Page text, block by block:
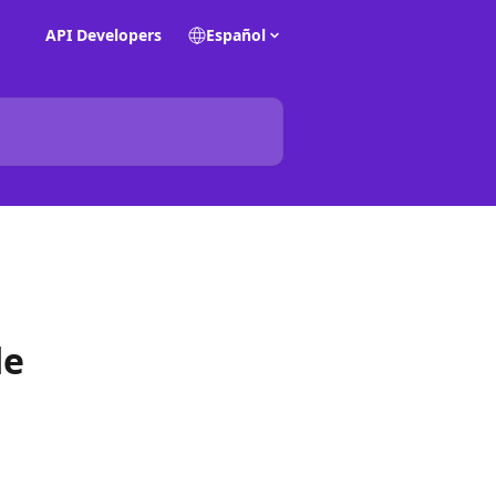
API Developers Español